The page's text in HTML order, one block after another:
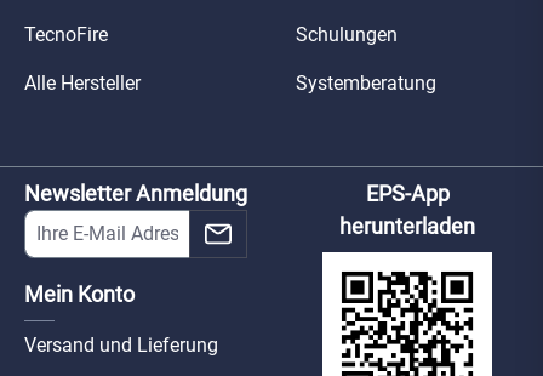
TecnoFire
Alle Hersteller
Schulungen
Systemberatung
Newsletter Anmeldung
Mein Konto
Versand und Lieferung
EPS-App
herunterladen